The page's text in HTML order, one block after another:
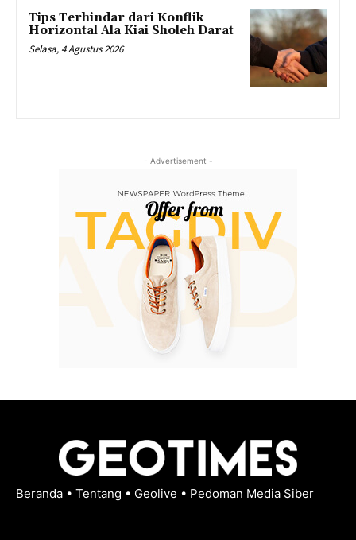
Tips Terhindar dari Konflik
Horizontal Ala Kiai Sholeh Darat
Selasa, 4 Agustus 2026
- Advertisement -
Beranda • Tentang • Geolive • Pedoman Media Siber